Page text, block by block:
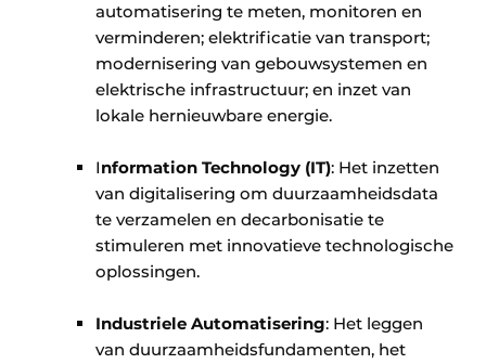
automatisering te meten, monitoren en
verminderen; elektrificatie van transport;
modernisering van gebouwsystemen en
elektrische infrastructuur; en inzet van
lokale hernieuwbare energie. ​ ​
Information Technology (IT): Het inzetten
van digitalisering om duurzaamheidsdata
te verzamelen en decarbonisatie te
stimuleren met innovatieve technologische
oplossingen. ​ ​
Industriele Automatisering: Het leggen
van duurzaamheidsfundamenten, het